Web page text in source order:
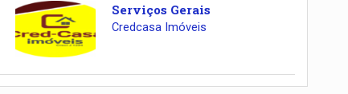
Serviços Gerais
Credcasa Imóveis